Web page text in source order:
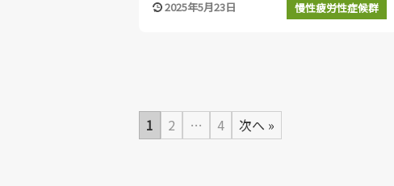
2025年5月23日 慢性疲労性症候群
1 2 … 4 次へ »